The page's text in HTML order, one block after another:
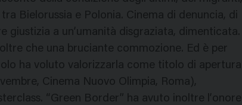
Bielorussia e Polonia. Cinema di denuncia, di
giustizia a un’umanità disgraziata, dimenticata.
che una bruciante commozione. Ed è per
ha voluto valorizzarla come titolo di apertura
Cinema Nuovo Olimpia, Roma),
“Green Border” ha avuto inoltre l’onore